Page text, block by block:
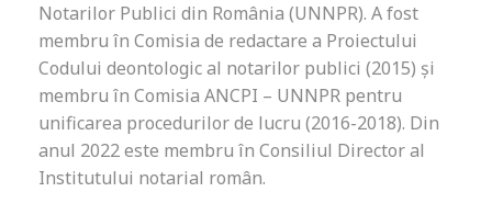
Notarilor Publici din România (UNNPR). A fost
membru în Comisia de redactare a Proiectului
Codului deontologic al notarilor publici (2015) şi
membru în Comisia ANCPI – UNNPR pentru
unificarea procedurilor de lucru (2016-2018). Din
anul 2022 este membru în Consiliul Director al
Institutului notarial român.